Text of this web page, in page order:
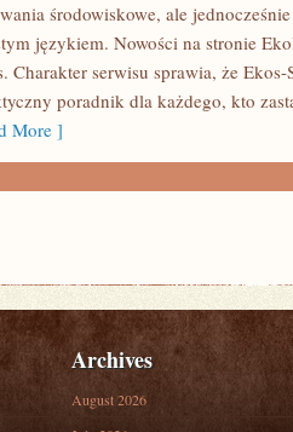
środowiskowe, ale
językiem. Nowości na stronie
Charakter serwisu sprawia, że
poradnik dla każdego, kto
More ]
Archives
August 2026